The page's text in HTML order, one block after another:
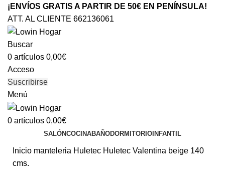
¡ENVÍOS GRATIS A PARTIR DE 50€ EN PENÍNSULA!
ATT. AL CLIENTE 662136061
Buscar
0 artículos 0,00€
Acceso
Suscribirse
Menú
0 artículos 0,00€
SALÓNCOCINABAÑODORMITORIOINFANTIL
Inicio manteleria Huletec Huletec Valentina beige 140
cms.